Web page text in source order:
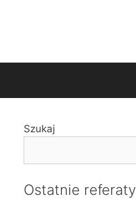
Szukaj
Ostatnie referaty